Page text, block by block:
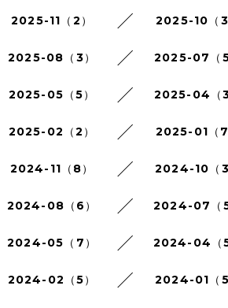
2025-11（2） 2025-10（3
2025-08（3） 2025-07（5
2025-05（5） 2025-04（3
2025-02（2） 2025-01（7
2024-11（8） 2024-10（3
2024-08（6） 2024-07（5
2024-05（7） 2024-04（5
2024-02（5） 2024-01（5